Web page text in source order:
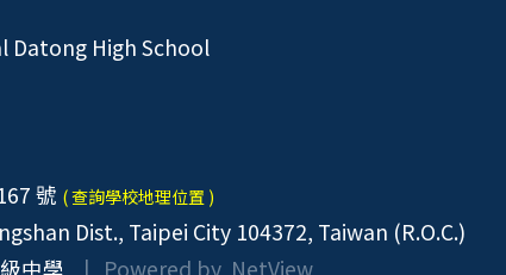
Datong High School
號 ( 查詢學校地理位置 )
Dist., Taipei City 104372, Taiwan (R.O.C.)
中學 | Powered by NetView